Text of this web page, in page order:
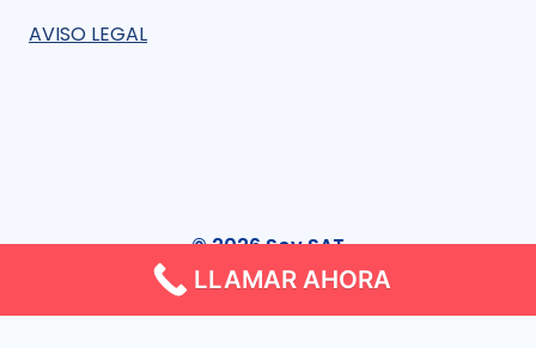
AVISO LEGAL
© 2026 Soy SAT
LLAMAR AHORA